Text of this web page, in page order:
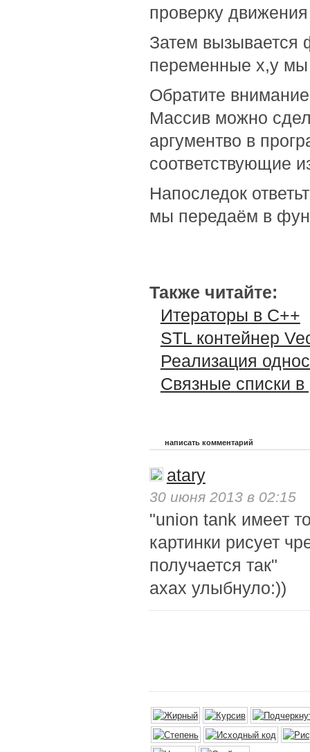
проверку
Затем вызывается
переменные x,y мы
Обратите
Массив можно
аргументво в
соответствующие
Напоследок
мы передаём в
Также читайте:
Итераторы в C++
STL контейнер
Реализация
Связные списки в
написать комментарий
atary
30 июня 2013 в 02:15
"union tank имеет
картинки рисует
получается так"
ахах улыбнуло:))